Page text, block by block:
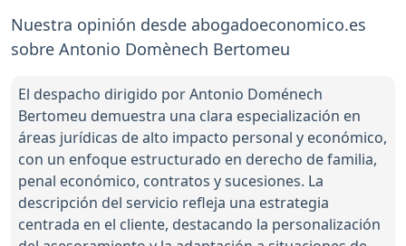
Nuestra opinión desde abogadoeconomico.es
sobre Antonio Domènech Bertomeu
El despacho dirigido por Antonio Doménech
Bertomeu demuestra una clara especialización en
áreas jurídicas de alto impacto personal y económico,
con un enfoque estructurado en derecho de familia,
penal económico, contratos y sucesiones. La
descripción del servicio refleja una estrategia
centrada en el cliente, destacando la personalización